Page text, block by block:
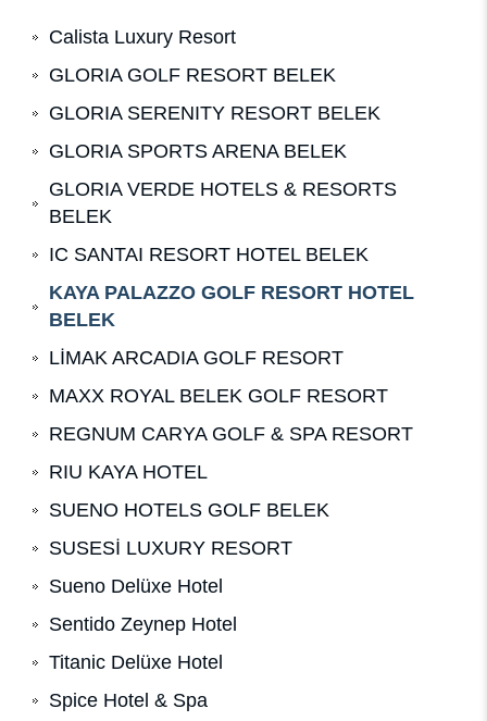
Calista Luxury Resort
GLORIA GOLF RESORT BELEK
GLORIA SERENITY RESORT BELEK
GLORIA SPORTS ARENA BELEK
GLORIA VERDE HOTELS & RESORTS
BELEK
IC SANTAI RESORT HOTEL BELEK
KAYA PALAZZO GOLF RESORT HOTEL
BELEK
LİMAK ARCADIA GOLF RESORT
MAXX ROYAL BELEK GOLF RESORT
REGNUM CARYA GOLF & SPA RESORT
RIU KAYA HOTEL
SUENO HOTELS GOLF BELEK
SUSESİ LUXURY RESORT
Sueno Delüxe Hotel
Sentido Zeynep Hotel
Titanic Delüxe Hotel
Spice Hotel & Spa